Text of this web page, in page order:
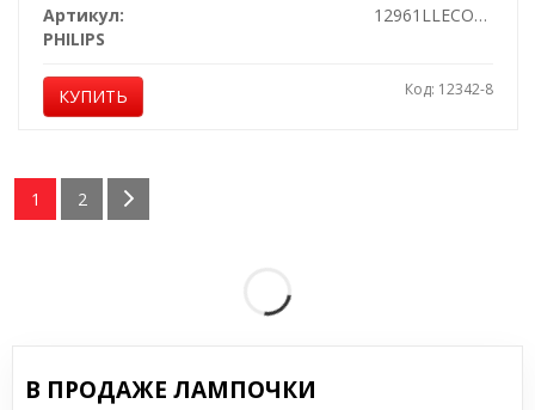
Артикул:
12961LLECOB2
PHILIPS
КУПИТЬ Код: 12342-8
1 2
В ПРОДАЖЕ ЛАМПОЧКИ